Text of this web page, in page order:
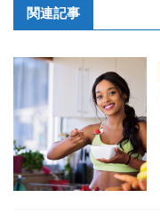
関連記事